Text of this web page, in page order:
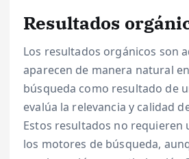
Resultados
Los resultados orgánicos son
aparecen de manera natural
búsqueda como resultado de
evalúa la relevancia y calidad
Estos resultados no requieren
los motores de búsqueda,